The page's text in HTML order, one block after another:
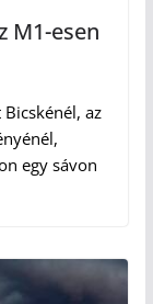
M1-esen
az
egy sávon